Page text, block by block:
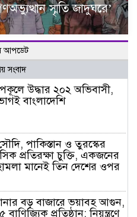
স্মৃতি জাদুঘরে’
আপডেট
সংবাদ
উদ্ধার ২০২ অভিবাসী,
বাংলাদেশি
পাকিস্তান ও তুরস্কের
প্রতিরক্ষা চুক্তি, একজনের
মানেই তিন দেশের ওপর
বড় বাজারে ভয়াবহ আগুন,
প্রতিষ্ঠান; নিয়ন্ত্রণে